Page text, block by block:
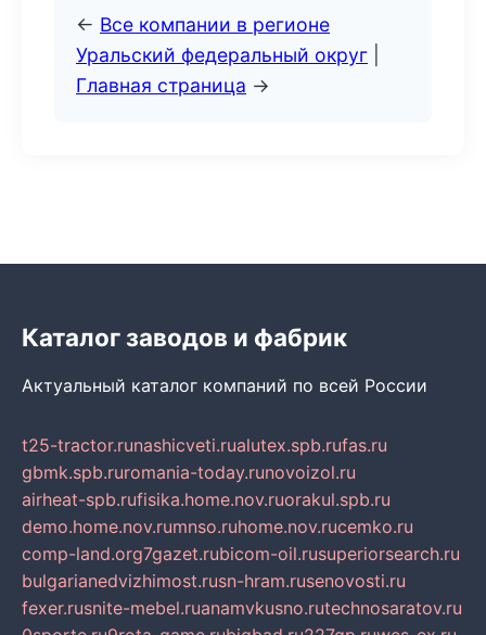
← Все компании в регионе
Уральский федеральный округ
Главная страница →
Каталог заводов и фабрик
Актуальный каталог компаний по всей России
t25-tractor.runashicveti.rualutex.spb.rufas.ru
gbmk.spb.ruromania-today.runovoizol.ru
airheat-spb.rufisika.home.nov.ruorakul.spb.ru
demo.home.nov.rumnso.ruhome.nov.rucemko.ru
comp-land.org7gazet.rubicom-oil.rusuperiorsearch.ru
bulgarianedvizhimost.rusn-hram.rusenovosti.ru
fexer.rusnite-mebel.ruanamvkusno.rutechnosaratov.ru